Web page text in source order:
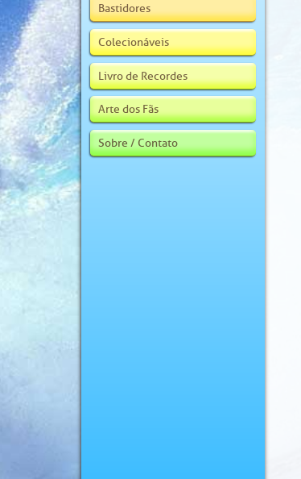
Bastidores
Colecionáveis
Livro de Recordes
Arte dos Fãs
Sobre / Contato